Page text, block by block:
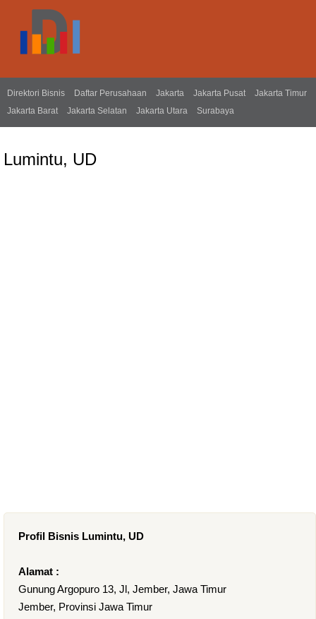
Direktori Bisnis Daftar Perusahaan Jakarta Jakarta Pusat
Jakarta Timur
Jakarta Barat
Jakarta Selatan Jakarta Utara Surabaya
Lumintu, UD
Profil Bisnis Lumintu, UD
Alamat :
Gunung Argopuro 13, Jl, Jember, Jawa Timur
Jember, Provinsi Jawa Timur